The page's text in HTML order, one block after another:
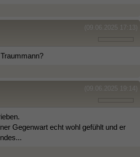
(09.06.2025 17:13)
(09.06.2025 19:14)
Gegenwart echt wohl gefühlt und er